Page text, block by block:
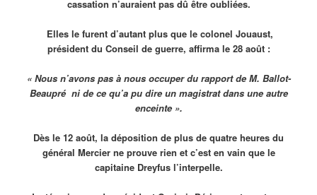
cassation n’auraient pas dû être oubliées.
Elles le furent d’autant plus que le colonel Jouaust,
président du Conseil de guerre, affirma le 28 août :
« Nous n’avons pas à nous occuper du rapport de M. Ballot-
Beaupré ni de ce qu’a pu dire un magistrat dans une autre
enceinte ».
Dès le 12 août, la déposition de plus de quatre heures du
général Mercier ne prouve rien et c’est en vain que le
capitaine Dreyfus l’interpelle.